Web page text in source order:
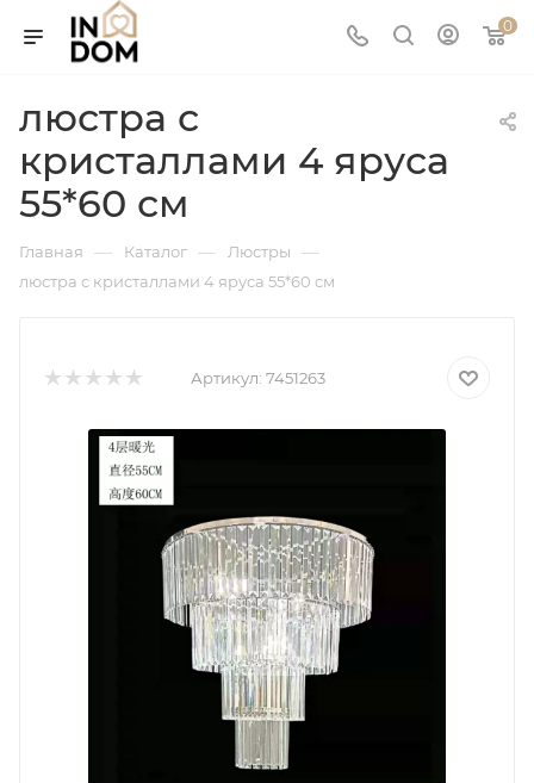
0
люстра с
кристаллами 4 яруса
55*60 см
Главная — Каталог — Люстры —
люстра с кристаллами 4 яруса 55*60 см
Артикул: 7451263